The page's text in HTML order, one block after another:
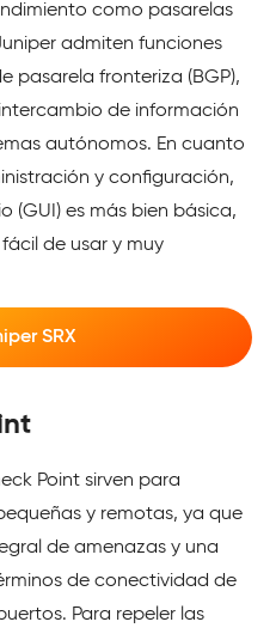
como pasarelas
admiten funciones
pasarela fronteriza (BGP),
de información
autónomos. En cuanto
y configuración,
(GUI) es más bien básica,
de usar y muy
SRX
Point sirven para
y remotas, ya que
de amenazas y una
de conectividad de
Para repeler las